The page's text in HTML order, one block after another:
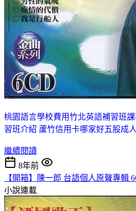
桃園語言學校費用竹北英語補習班
習班介紹 蘆竹信用卡哪家好五股成
繼續閱讀
8年前
【開箱】陳一郎 台語個人原聲專輯
小說連載